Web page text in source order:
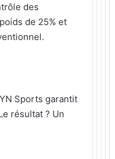
des
de 25% et
Sports garantit
résultat ? Un